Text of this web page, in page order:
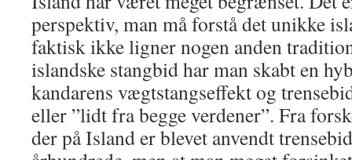
perspektiv, man må forstå det unikke
faktisk ikke ligner nogen anden
islandske stangbid har man skabt en
kandarens vægtstangseffekt og
eller ”lidt fra begge verdener”. Fra
der på Island er blevet anvendt